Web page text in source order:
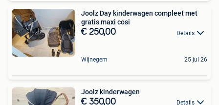
Joolz Day kinderwagen compleet met
gratis maxi cosi
€ 250,00 Details
Wijnegem 25 jul 26
Joolz kinderwagen
€ 350,00 Details